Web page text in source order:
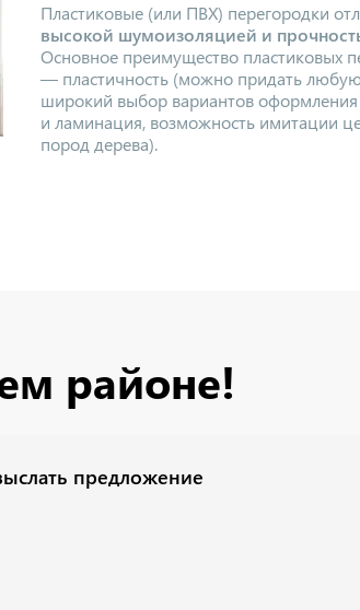
Пластиковые (или ПВХ) перегородки
высокой шумоизоляцией и
Основное преимущество пластиковых
— пластичность (можно придать
широкий выбор вариантов оформления
и ламинация, возможность имитации
пород дерева).
районе!
предложение